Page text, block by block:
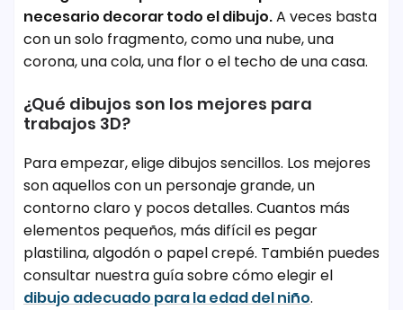
necesario decorar todo el dibujo.A veces basta
con un solo fragmento, como una nube, una
corona, una cola, una flor o el techo de una casa.
¿Qué dibujos son los mejores para
trabajos 3D?
Para empezar, elige dibujos sencillos. Los mejores
son aquellos con un personaje grande, un
contorno claro y pocos detalles. Cuantos más
elementos pequeños, más difícil es pegar
plastilina, algodón o papel crepé. También puedes
consultar nuestra guía sobre cómo elegir el
dibujo adecuado para la edad del niño.